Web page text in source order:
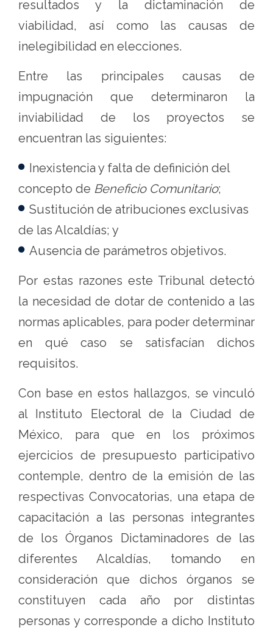
resultados y la dictaminación de
viabilidad, así como las causas de
inelegibilidad en elecciones.
Entre las principales causas de
impugnación que determinaron la
inviabilidad de los proyectos se
encuentran las siguientes:
Inexistencia y falta de definición del
concepto de Beneficio Comunitario;
Sustitución de atribuciones exclusivas
de las Alcaldías; y
Ausencia de parámetros objetivos.
Por estas razones este Tribunal detectó
la necesidad de dotar de contenido a las
normas aplicables, para poder determinar
en qué caso se satisfacían dichos
requisitos.
Con base en estos hallazgos, se vinculó
al Instituto Electoral de la Ciudad de
México, para que en los próximos
ejercicios de presupuesto participativo
contemple, dentro de la emisión de las
respectivas Convocatorias, una etapa de
capacitación a las personas integrantes
de los Órganos Dictaminadores de las
diferentes Alcaldías, tomando en
consideración que dichos órganos se
constituyen cada año por distintas
personas y corresponde a dicho Instituto